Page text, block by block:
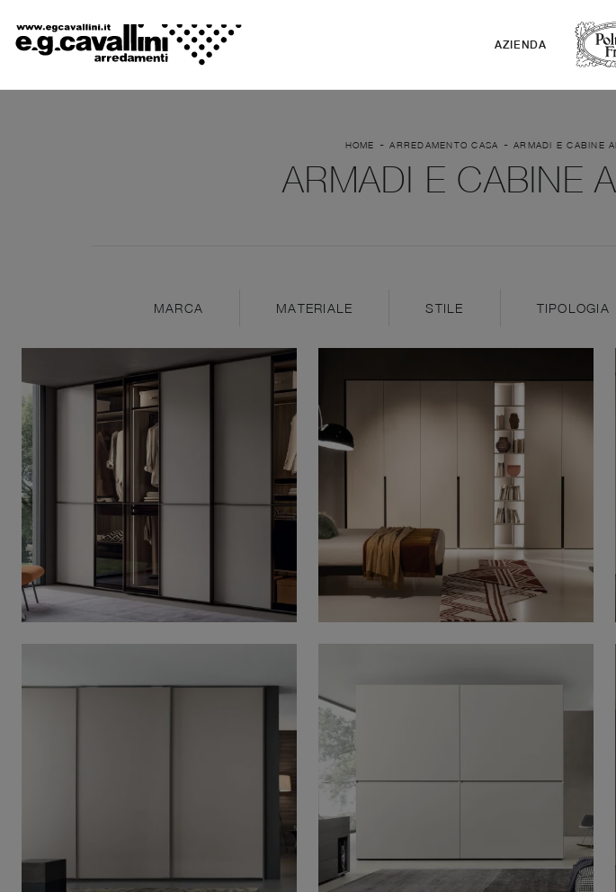
AZIENDA
HOME -ARREDAMENTO CASA -ARMADI E CABINE
ARMADI E CABINE
MARCA MATERIALE STILE TIPOLOGIA